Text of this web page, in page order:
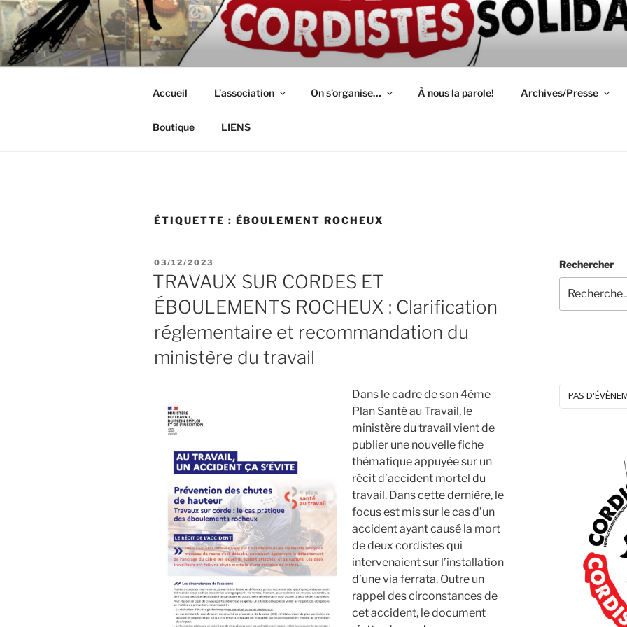
Aller
au
contenu
principal
ASSOCIATION D'AUTODÉFENSE
CORDISTES
Intérimaires, embauché(e)s, indépendant(e)s : lutte, entraide, partage d'infos et
Accueil L’association On s’organise… À nous la parole! Archives/Presse
Boutique LIENS
ÉTIQUETTE : ÉBOULEMENT ROCHEUX
PUBLIÉ
LE
03/12/2023
TRAVAUX SUR CORDES ET
ÉBOULEMENTS ROCHEUX : Clarification
réglementaire et recommandation du
ministère du travail
Dans le cadre de son 4ème
Plan Santé au Travail, le
ministère du travail vient de
publier une nouvelle fiche
thématique appuyée sur un
récit d’accident mortel du
travail. Dans cette dernière, le
focus est mis sur le cas d’un
accident ayant causé la mort
de deux cordistes qui
intervenaient sur l’installation
d’une via ferrata. Outre un
rappel des circonstances de
cet accident, le document
Rechercher
PAS